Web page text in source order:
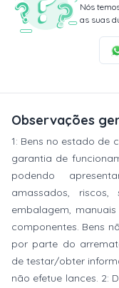
Nós
as suas
Observações
1: Bens no estado de
garantia de
podendo
amassados,
embalagem,
componentes. Bens
por parte do
de testar/obter
não efetue lances. 2: